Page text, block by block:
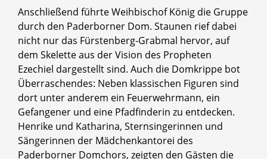
Anschließend führte Weihbischof König die Gruppe
durch den Paderborner Dom. Staunen rief dabei
nicht nur das Fürstenberg-Grabmal hervor, auf
dem Skelette aus der Vision des Propheten
Ezechiel dargestellt sind. Auch die Domkrippe bot
Überraschendes: Neben klassischen Figuren sind
dort unter anderem ein Feuerwehrmann, ein
Gefangener und eine Pfadfinderin zu entdecken.
Henrike und Katharina, Sternsingerinnen und
Sängerinnen der Mädchenkantorei des
Paderborner Domchors, zeigten den Gästen die